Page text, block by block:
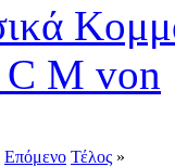
C M von
Επόμενο Τέλος »